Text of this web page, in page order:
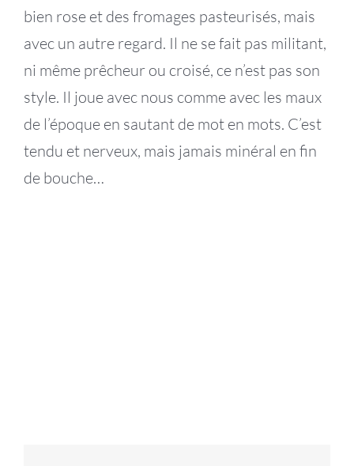
bien rose et des fromages pasteurisés, mais
avec un autre regard. Il ne se fait pas militant,
ni même prêcheur ou croisé, ce n’est pas son
style. Il joue avec nous comme avec les maux
de l’époque en sautant de mot en mots. C’est
tendu et nerveux, mais jamais minéral en fin
de bouche…